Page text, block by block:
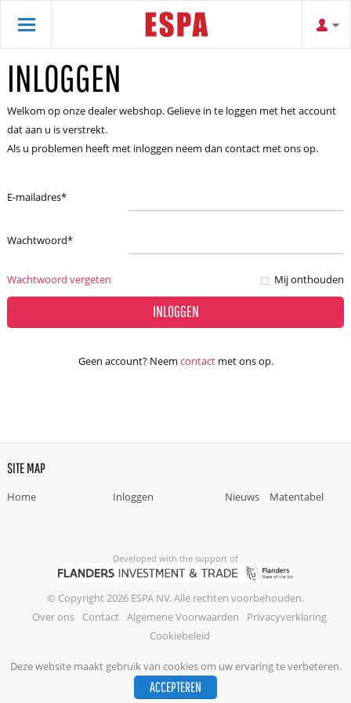
Deze website maakt gebruik van cookies om uw ervaring te verbeteren.
ACCEPTEREN
INLOGGEN
Welkom op onze dealer webshop. Gelieve in te loggen met het account
dat aan u is verstrekt.
Als u problemen heeft met inloggen neem dan contact met ons op.
E-mailadres*
Wachtwoord*
Wachtwoord vergeten Mij onthouden
INLOGGEN
Geen account? Neem contactmet ons op.
SITE MAP
Home Inloggen Nieuws Matentabel
Developed with the support of
© Copyright 2026 ESPA NV. Alle rechten voorbehouden.
Over ons
Contact Algemene Voorwaarden
Privacyverklaring
Cookiebeleid